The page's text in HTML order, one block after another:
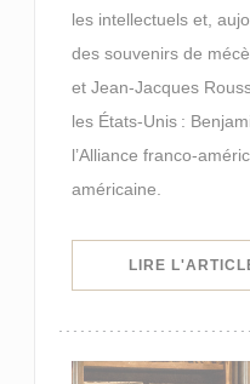
les intellectuels et,
des souvenirs de
et Jean-Jacques
les États-Unis :
l’Alliance franco-
américaine.
LIRE